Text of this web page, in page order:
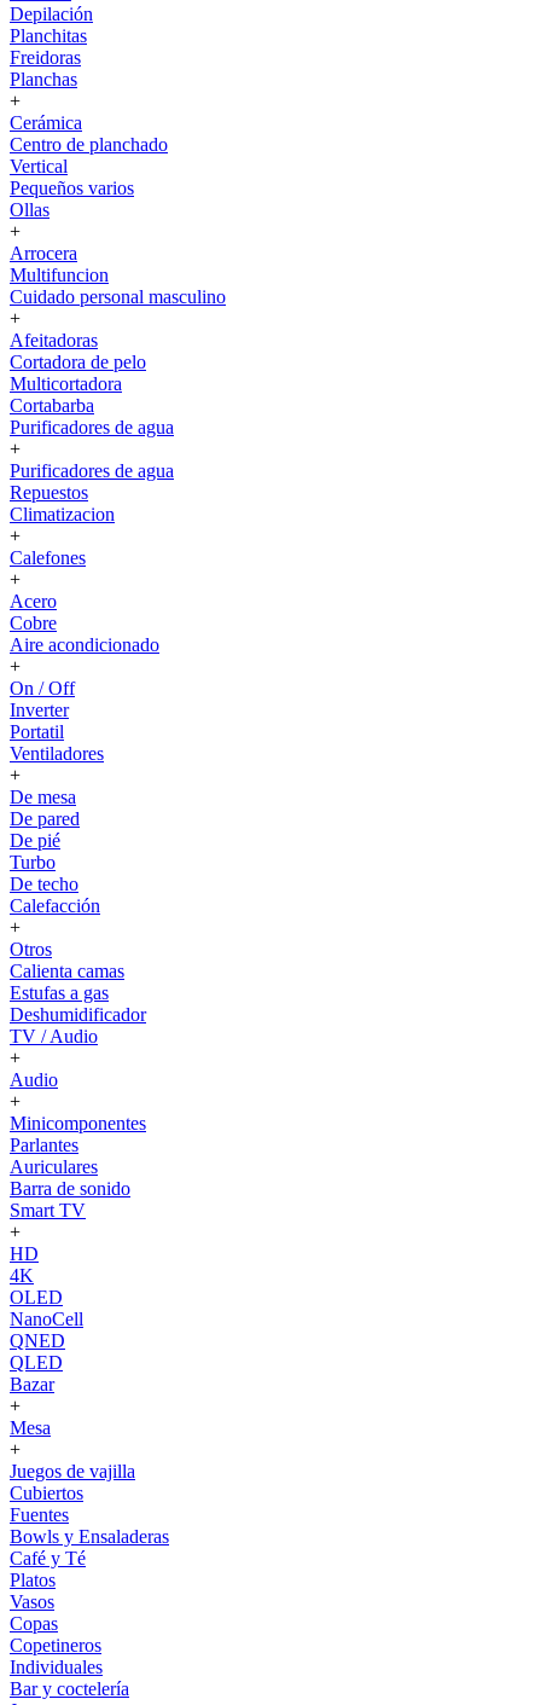
Depilación
Planchitas
Freidoras
Planchas
+
Cerámica
Centro de planchado
Vertical
Pequeños varios
Ollas
+
Arrocera
Multifuncion
Cuidado personal masculino
+
Afeitadoras
Cortadora de pelo
Multicortadora
Cortabarba
Purificadores de agua
+
Purificadores de agua
Repuestos
Climatizacion
+
Calefones
+
Acero
Cobre
Aire acondicionado
+
On / Off
Inverter
Portatil
Ventiladores
+
De mesa
De pared
De pié
Turbo
De techo
Calefacción
+
Otros
Calienta camas
Estufas a gas
Deshumidificador
TV / Audio
+
Audio
+
Minicomponentes
Parlantes
Auriculares
Barra de sonido
Smart TV
+
HD
4K
OLED
NanoCell
QNED
QLED
Bazar
+
Mesa
+
Juegos de vajilla
Cubiertos
Fuentes
Bowls y Ensaladeras
Café y Té
Platos
Vasos
Copas
Copetineros
Individuales
Bar y coctelería